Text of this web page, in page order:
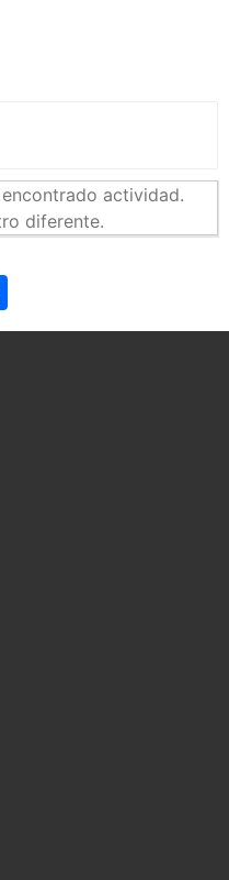
actividad.
diferente.